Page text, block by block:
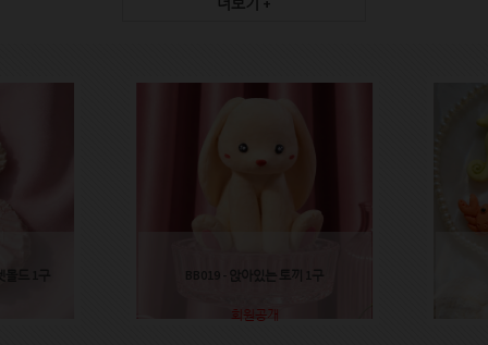
드 1구 BB019 - 앉아있는 토끼 1구
회원공개